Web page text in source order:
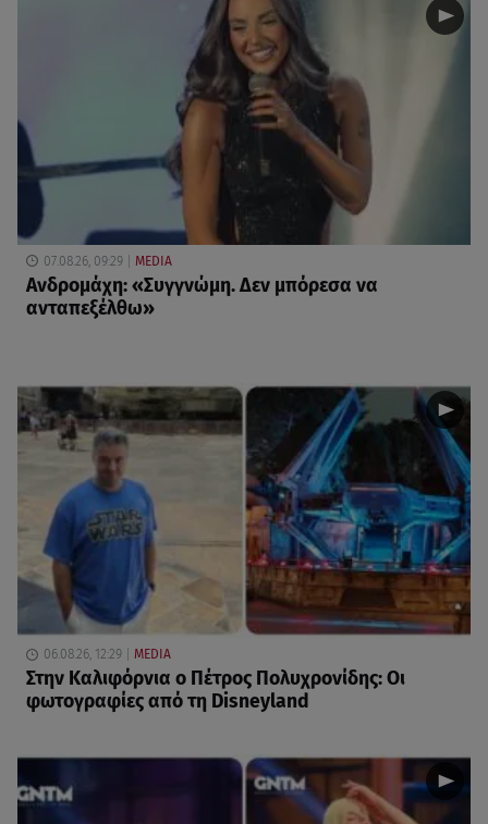
07.08.26, 09:29 MEDIA
Ανδρομάχη: «Συγγνώμη. Δεν μπόρεσα να
ανταπεξέλθω»
06.08.26, 12:29 MEDIA
Στην Καλιφόρνια ο Πέτρος Πολυχρονίδης: Οι
φωτογραφίες από τη Disneyland